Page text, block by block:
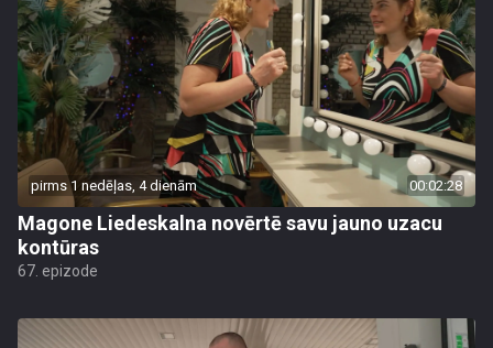
pirms 1 nedēļas, 4 dienām 00:02:28
Magone Liedeskalna novērtē savu jauno uzacu
kontūras
67. epizode